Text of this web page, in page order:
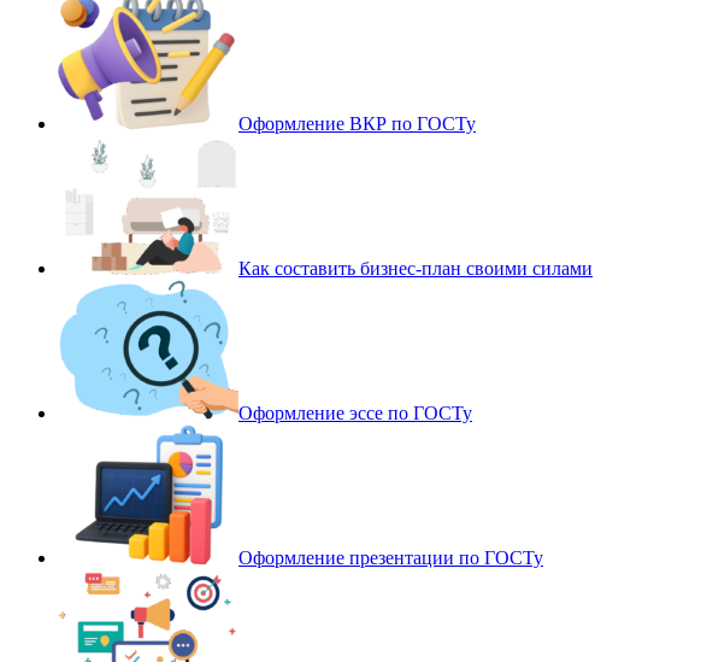
Оформление ВКР по ГОСТу
Как составить бизнес-план своими силами
Оформление эссе по ГОСТу
Оформление презентации по ГОСТу